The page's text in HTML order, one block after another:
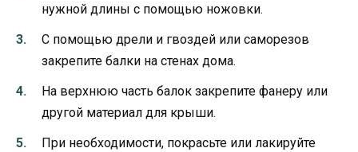
нужной длины с помощью ножовки.
С помощью дрели и гвоздей или саморезов
закрепите балки на стенах дома.
На верхнюю часть балок закрепите фанеру или
другой материал для крыши.
При необходимости, покрасьте или лакируйте